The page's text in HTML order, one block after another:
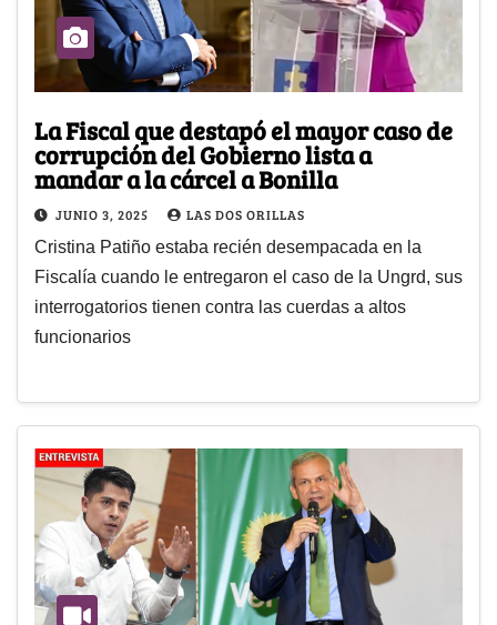
La Fiscal que destapó el mayor caso de
corrupción del Gobierno lista a
mandar a la cárcel a Bonilla
JUNIO 3, 2025 LAS DOS ORILLAS
Cristina Patiño estaba recién desempacada en la
Fiscalía cuando le entregaron el caso de la Ungrd, sus
interrogatorios tienen contra las cuerdas a altos
funcionarios